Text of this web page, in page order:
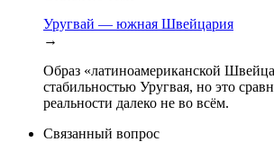
Уругвай — южная Швейцария
→
Образ «латиноамериканской
стабильностью Уругвая, но это
реальности далеко не во всём.
Связанный вопрос